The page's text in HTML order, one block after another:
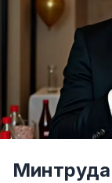
Минтруда